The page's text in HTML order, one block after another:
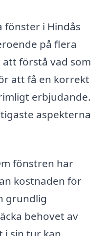
i Hindås
på flera
förstå vad som
att få en korrekt
erbjudande.
aspekterna
fönstren har
kostnaden för
grundlig
behovet av